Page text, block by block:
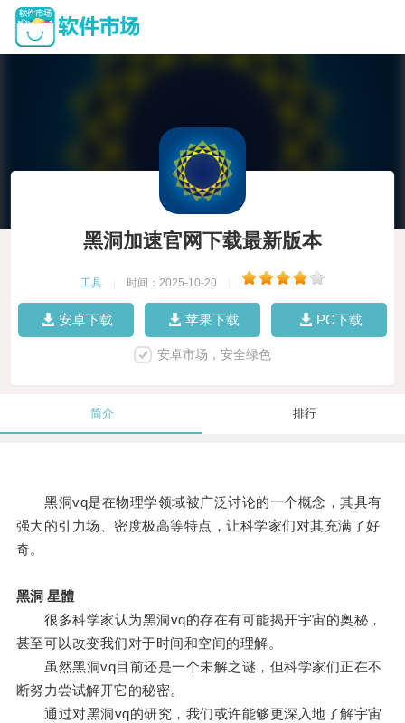
黑洞加速官网下载最新版本
工具 时间：2025-10-20
安卓下载 苹果下载 PC下载
安卓市场，安全绿色
简介 排行
黑洞vq是在物理学领域被广泛讨论的一个概念，其具有
强大的引力场、密度极高等特点，让科学家们对其充满了好
奇。
黑洞 星體
很多科学家认为黑洞vq的存在有可能揭开宇宙的奥秘，
甚至可以改变我们对于时间和空间的理解。
虽然黑洞vq目前还是一个未解之谜，但科学家们正在不
断努力尝试解开它的秘密。
通过对黑洞vq的研究，我们或许能够更深入地了解宇宙